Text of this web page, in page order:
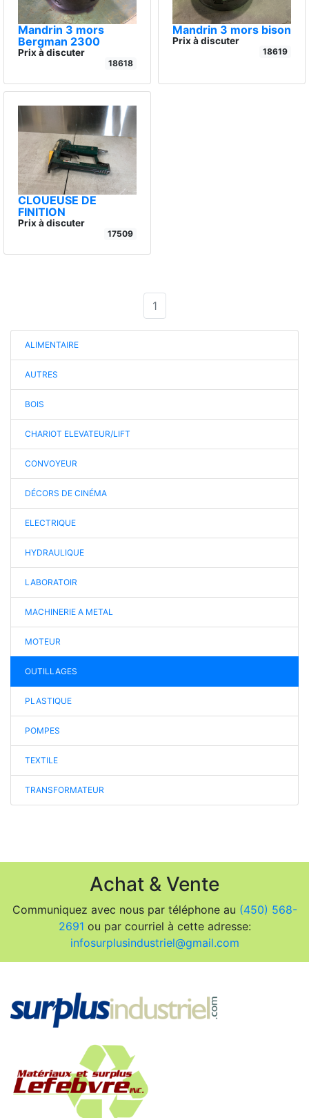
Mandrin 3 mors
Bergman 2300
Prix à discuter
18618
Mandrin 3 mors bison
Prix à discuter
18619
CLOUEUSE DE
FINITION
Prix à discuter
17509
1
ALIMENTAIRE
AUTRES
BOIS
CHARIOT ELEVATEUR/LIFT
CONVOYEUR
DÉCORS DE CINÉMA
ELECTRIQUE
HYDRAULIQUE
LABORATOIR
MACHINERIE A METAL
MOTEUR
OUTILLAGES
PLASTIQUE
POMPES
TEXTILE
TRANSFORMATEUR
Achat & Vente
Communiquez avec nous par téléphone au (450) 568-
2691 ou par courriel à cette adresse:
infosurplusindustriel@gmail.com